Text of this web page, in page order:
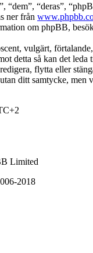
“dem”, “deras”,
ner från
om phpBB,
vulgärt,
detta så kan det
flytta eller
ditt samtycke,
Limited
2018